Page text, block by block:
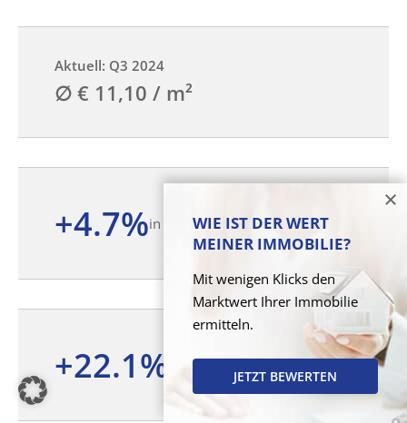
Aktuell: Q3 2024
∅ € 11,10 / m²
+4.7%in 12 Monaten
+22.1% seit Q1 2020
WIE IST DER WERT
MEINER IMMOBILIE?
Mit wenigen Klicks den
Marktwert Ihrer Immobilie
ermitteln.
JETZT BEWERTEN